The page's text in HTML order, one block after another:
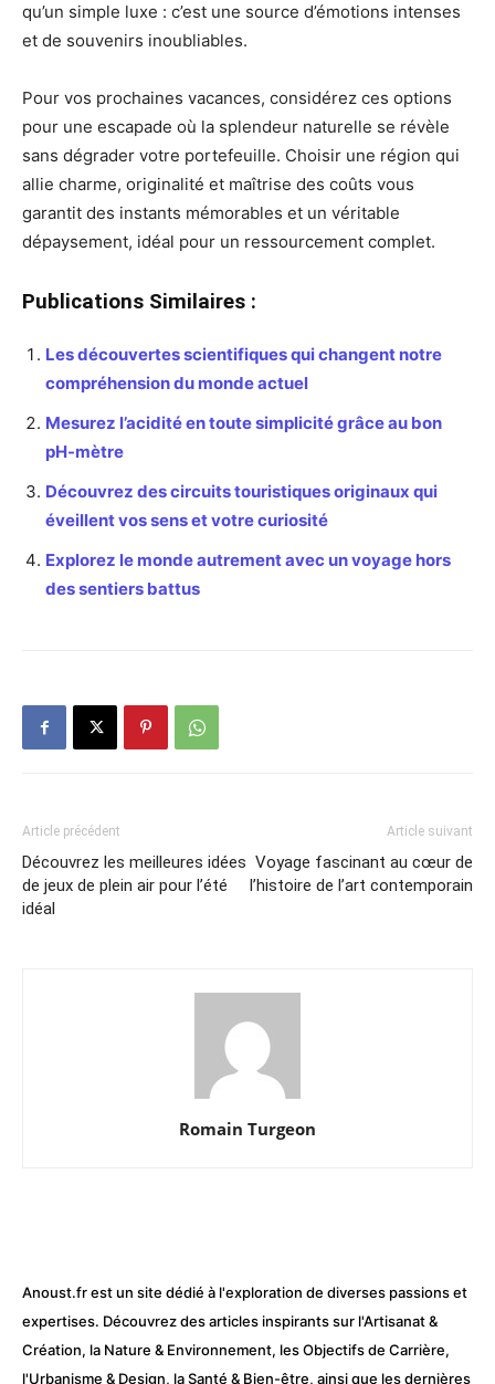
qu’un simple luxe : c’est une source d’émotions intenses
et de souvenirs inoubliables.
Pour vos prochaines vacances, considérez ces options
pour une escapade où la splendeur naturelle se révèle
sans dégrader votre portefeuille. Choisir une région qui
allie charme, originalité et maîtrise des coûts vous
garantit des instants mémorables et un véritable
dépaysement, idéal pour un ressourcement complet.
Publications Similaires :
Les découvertes scientifiques qui changent notre
compréhension du monde actuel
Mesurez l’acidité en toute simplicité grâce au bon
pH-mètre
Découvrez des circuits touristiques originaux qui
éveillent vos sens et votre curiosité
Explorez le monde autrement avec un voyage hors
des sentiers battus
Article précédent
Découvrez les meilleures idées
de jeux de plein air pour l’été
idéal
Article suivant
Voyage fascinant au cœur de
l’histoire de l’art contemporain
Romain Turgeon
Anoust.fr est un site dédié à l'exploration de diverses passions et
expertises. Découvrez des articles inspirants sur l'Artisanat &
Création, la Nature & Environnement, les Objectifs de Carrière,
l'Urbanisme & Design, la Santé & Bien-être, ainsi que les dernières